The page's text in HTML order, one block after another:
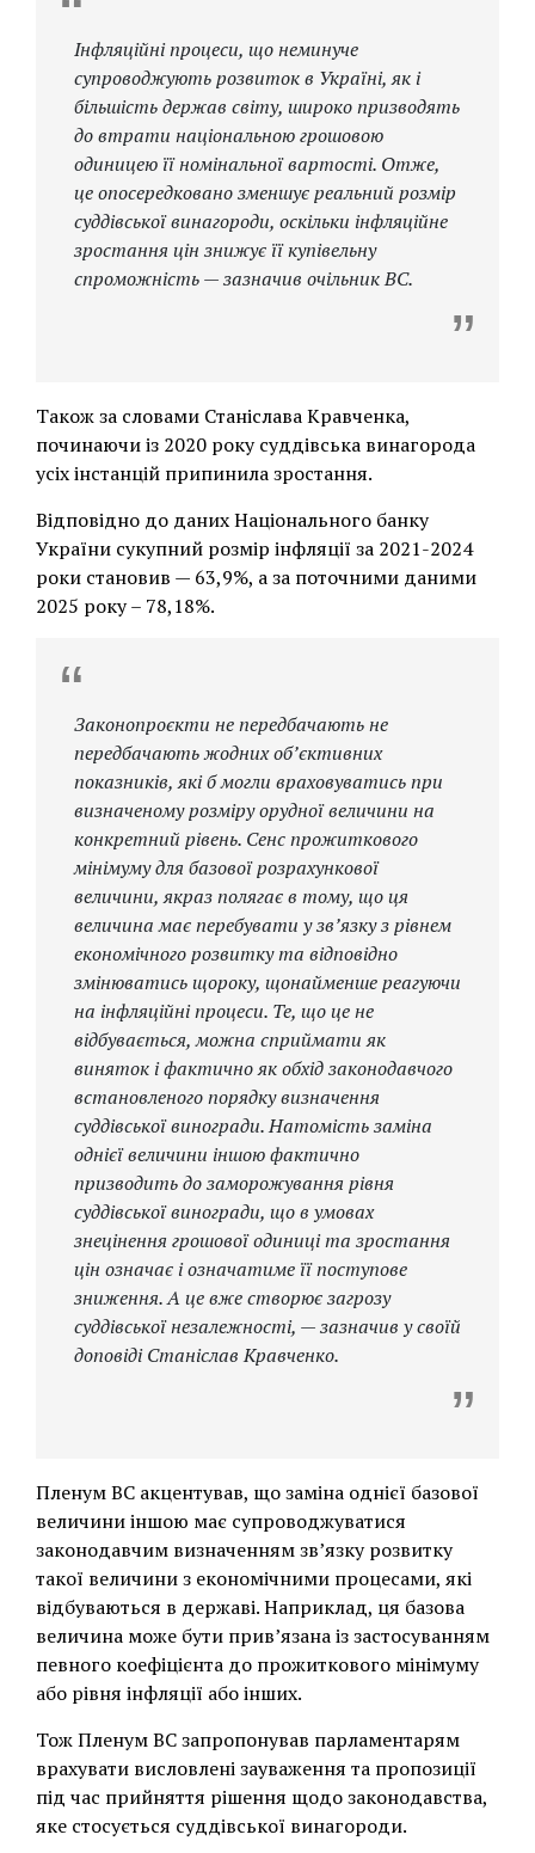
Інфляційні процеси, що неминуче
супроводжують розвиток в Україні, як і
більшість держав світу, широко призводять
до втрати національною грошовою
одиницею її номінальної вартості. Отже,
це опосередковано зменшує реальний розмір
суддівської винагороди, оскільки інфляційне
зростання цін знижує її купівельну
спроможність — зазначив очільник ВС.
Також за словами Станіслава Кравченка,
починаючи із 2020 року суддівська винагорода
усіх інстанцій припинила зростання.
Відповідно до даних Національного банку
України сукупний розмір інфляції за 2021-2024
роки становив — 63,9%, а за поточними даними
2025 року – 78,18%.
Законопроєкти не передбачають не
передбачають жодних об’єктивних
показників, які б могли враховуватись при
визначеному розміру орудної величини на
конкретний рівень. Сенс прожиткового
мінімуму для базової розрахункової
величини, якраз полягає в тому, що ця
величина має перебувати у зв’язку з рівнем
економічного розвитку та відповідно
змінюватись щороку, щонайменше реагуючи
на інфляційні процеси. Те, що це не
відбувається, можна сприймати як
виняток і фактично як обхід законодавчого
встановленого порядку визначення
суддівської виногради.Натомість заміна
однієї величини іншою фактично
призводить до заморожування рівня
суддівської виногради, що в умовах
знецінення грошової одиниці та зростання
цін означає і означатиме її поступове
зниження. А це вже створює загрозу
суддівської незалежності, — зазначив у своїй
доповіді Станіслав Кравченко.
Пленум ВС акцентував, що заміна однієї базової
величини іншою має супроводжуватися
законодавчим визначенням зв’язку розвитку
такої величини з економічними процесами, які
відбуваються в державі. Наприклад, ця базова
величина може бути прив’язана із застосуванням
певного коефіцієнта до прожиткового мінімуму
або рівня інфляції або інших.
Тож Пленум ВС запропонував парламентарям
врахувати висловлені зауваження та пропозиції
під час прийняття рішення щодо законодавства,
яке стосується суддівської винагороди.